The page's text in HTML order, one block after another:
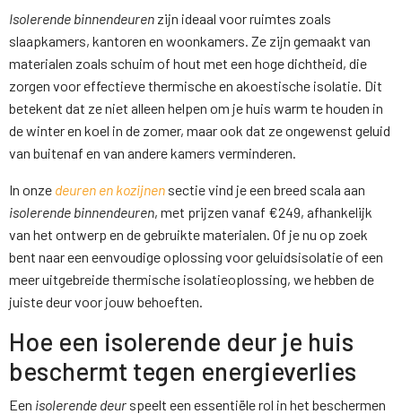
Isolerende binnendeuren zijn ideaal voor ruimtes zoals
slaapkamers, kantoren en woonkamers. Ze zijn gemaakt van
materialen zoals schuim of hout met een hoge dichtheid, die
zorgen voor effectieve thermische en akoestische isolatie. Dit
betekent dat ze niet alleen helpen om je huis warm te houden in
de winter en koel in de zomer, maar ook dat ze ongewenst geluid
van buitenaf en van andere kamers verminderen.
In onze deuren en kozijnen sectie vind je een breed scala aan
isolerende binnendeuren, met prijzen vanaf €249, afhankelijk
van het ontwerp en de gebruikte materialen. Of je nu op zoek
bent naar een eenvoudige oplossing voor geluidsisolatie of een
meer uitgebreide thermische isolatieoplossing, we hebben de
juiste deur voor jouw behoeften.
Hoe een isolerende deur je huis
beschermt tegen energieverlies
Een isolerende deur speelt een essentiële rol in het beschermen